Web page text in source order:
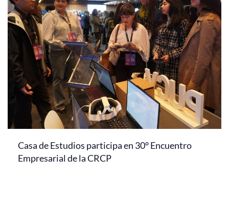
Casa de Estudios participa en 30° Encuentro
Empresarial de la CRCP